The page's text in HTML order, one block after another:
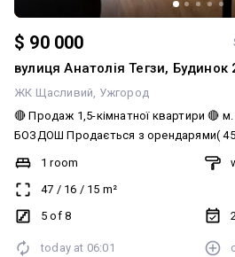
$ 90 000
вулиця Анатолія Тегзи, Будинок
ЖК Щасливий Ужгород
🔴 Продаж 1,5-кімнатної квартири 🔴 м. Ужгород, ЖК «Щасливий»
БОЗДОШ Продається з орендарями( 450$),затишна квартира у
сучасному житловому комплексі. Площа — 47 м² Поверх — 5 з 8
проживання. Ціна 90 000$ 📞0505110444 Олександра Тобіяш
АЛЬЯНС - агентство нерухомості
1 room
47 / 16 / 15 m²
5 of 8
today at 06:01